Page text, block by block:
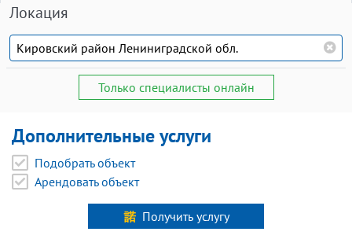
Локация
Только специалисты онлайн
Дополнительные услуги
Подобрать объект
Арендовать объект
Получить услугу